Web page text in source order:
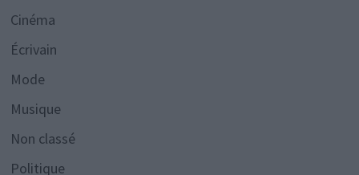
Cinéma
Écrivain
Mode
Musique
Non classé
Politique